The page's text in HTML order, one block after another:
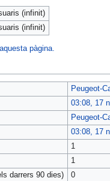
(infinit)
(infinit)
pàgina.
Peugeot-
03:08, 17
Peugeot-
03:08, 17
1
1
darrers 90 dies)
0